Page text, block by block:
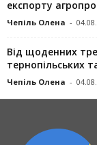
експорту
Чепіль Олена -
Від щоденних
тернопільських
Чепіль Олена -